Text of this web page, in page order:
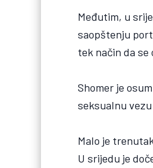
Međutim, u
saopštenju
tek način da se
Shomer je
seksualnu
Malo je
U srijedu je